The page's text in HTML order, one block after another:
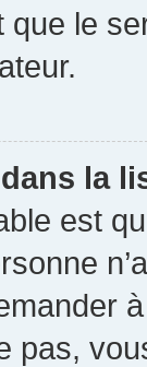
que le
la
est
pas,